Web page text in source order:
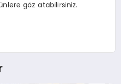
göz atabilirsiniz.